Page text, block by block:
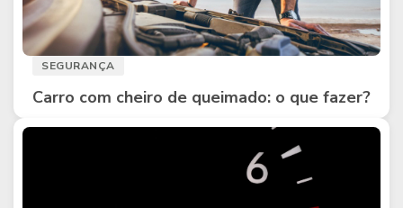
SEGURANÇA
Carro com cheiro de queimado: o que fazer?